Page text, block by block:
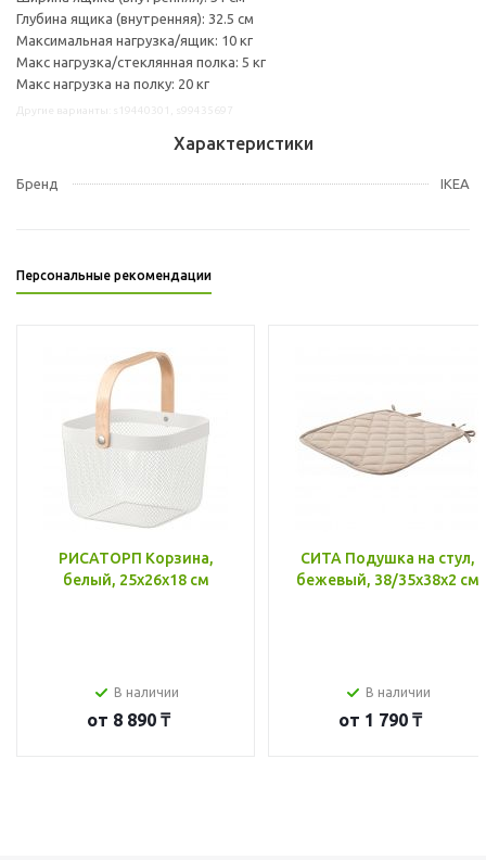
Глубина ящика (внутренняя): 32.5 см
Максимальная нагрузка/ящик: 10 кг
Макс нагрузка/стеклянная полка: 5 кг
Макс нагрузка на полку: 20 кг
Характеристики
Бренд IKEA
Персональные рекомендации
РИСАТОРП Корзина,
белый, 25x26x18 см
В наличии
от 8 890 ₸
СИТА Подушка на стул,
бежевый, 38/35x38x2 см
В наличии
от 1 790 ₸